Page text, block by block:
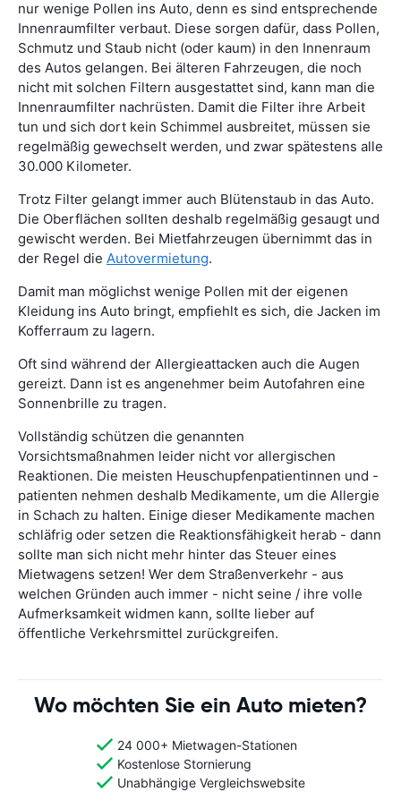
nur wenige Pollen ins Auto, denn es sind entsprechende
Innenraumfilter verbaut. Diese sorgen dafür, dass Pollen,
Schmutz und Staub nicht (oder kaum) in den Innenraum
des Autos gelangen. Bei älteren Fahrzeugen, die noch
nicht mit solchen Filtern ausgestattet sind, kann man die
Innenraumfilter nachrüsten. Damit die Filter ihre Arbeit
tun und sich dort kein Schimmel ausbreitet, müssen sie
regelmäßig gewechselt werden, und zwar spätestens alle
30.000 Kilometer.
Trotz Filter gelangt immer auch Blütenstaub in das Auto.
Die Oberflächen sollten deshalb regelmäßig gesaugt und
gewischt werden. Bei Mietfahrzeugen übernimmt das in
der Regel die Autovermietung.
Damit man möglichst wenige Pollen mit der eigenen
Kleidung ins Auto bringt, empfiehlt es sich, die Jacken im
Kofferraum zu lagern.
Oft sind während der Allergieattacken auch die Augen
gereizt. Dann ist es angenehmer beim Autofahren eine
Sonnenbrille zu tragen.
Vollständig schützen die genannten
Vorsichtsmaßnahmen leider nicht vor allergischen
Reaktionen. Die meisten Heuschupfenpatientinnen und -
patienten nehmen deshalb Medikamente, um die Allergie
in Schach zu halten. Einige dieser Medikamente machen
schläfrig oder setzen die Reaktionsfähigkeit herab - dann
sollte man sich nicht mehr hinter das Steuer eines
Mietwagens setzen! Wer dem Straßenverkehr - aus
welchen Gründen auch immer - nicht seine / ihre volle
Aufmerksamkeit widmen kann, sollte lieber auf
öffentliche Verkehrsmittel zurückgreifen.
Wo möchten Sie ein Auto mieten?
24 000+ Mietwagen-Stationen
Kostenlose Stornierung
Unabhängige Vergleichswebsite